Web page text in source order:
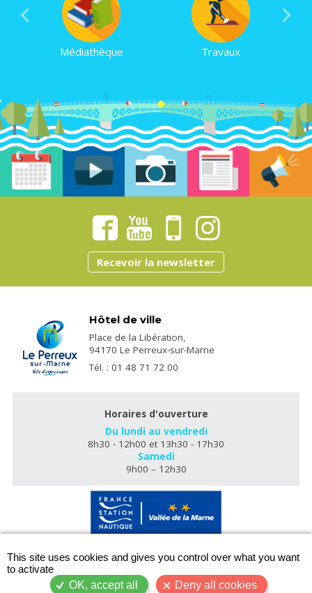
Médiathèque Travaux
Recevoir la newsletter
Hôtel de ville
Place de la Libération,
94170 Le Perreux-sur-Marne
Tél. : 01 48 71 72 00
Horaires d'ouverture
Du lundi au vendredi
8h30 - 12h00 et 13h30 - 17h30
Samedi
9h00 – 12h30
ACCESSIBILITÉ
This site uses cookies and gives you control over what you want
to activate
OK, accept all
Deny all cookies